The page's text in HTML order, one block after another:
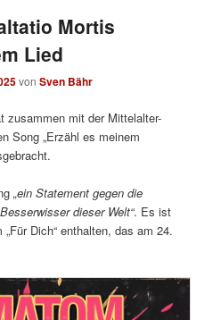
Mortis
Lied
vonSven Bähr
zusammen mit der Mittelalter-
Song „Erzähl es meinem
„ein Statement gegen die
dieser Welt“. Es ist
Dich“ enthalten, das am 24.